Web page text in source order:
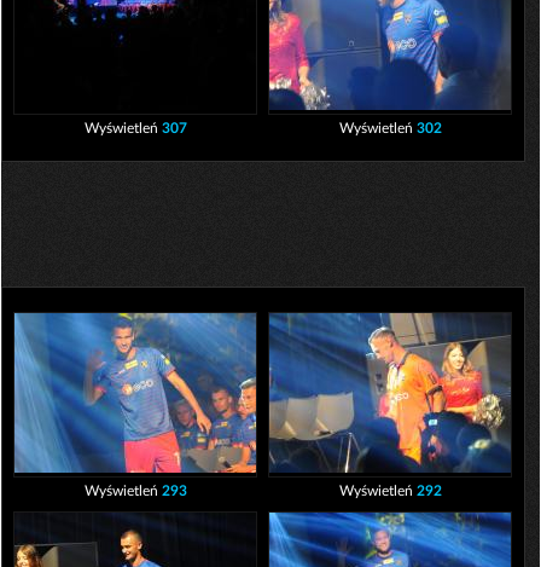
Wyświetleń 307 Wyświetleń 302
Wyświetleń 293 Wyświetleń 292